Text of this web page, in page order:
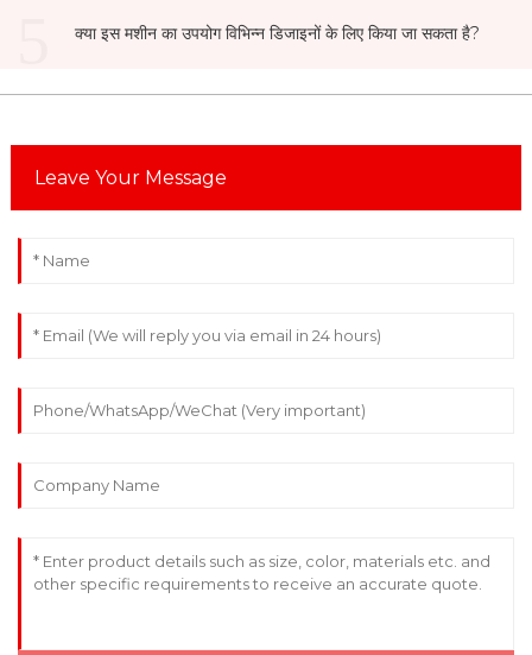
क्या इस मशीन का उपयोग विभिन्न डिजाइनों के लिए किया जा सकता है?
Leave Your Message